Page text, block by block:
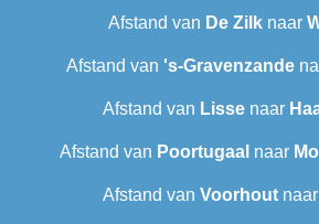
Afstand van De Zilk naar
Afstand van 's-Gravenzande
Afstand van Lisse naar
Afstand van Poortugaal naar
Afstand van Voorhoutnaar